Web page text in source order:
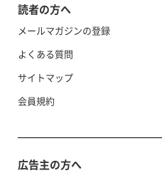
読者の方へ
メールマガジンの登録
よくある質問
サイトマップ
会員規約
広告主の方へ